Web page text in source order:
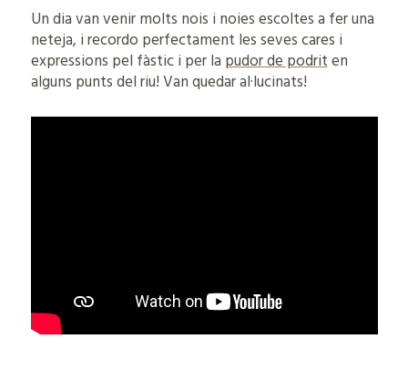
Un dia van venir molts nois i noies escoltes a fer una
neteja, i recordo perfectament les seves cares i
expressions pel fàstic i per la pudor de podriten
alguns punts del riu! Van quedar al·lucinats!